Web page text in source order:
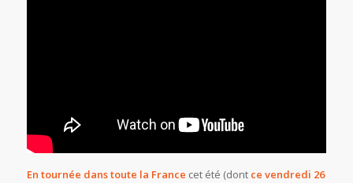
En tournée dans toute la France cet été (dont ce vendredi 26